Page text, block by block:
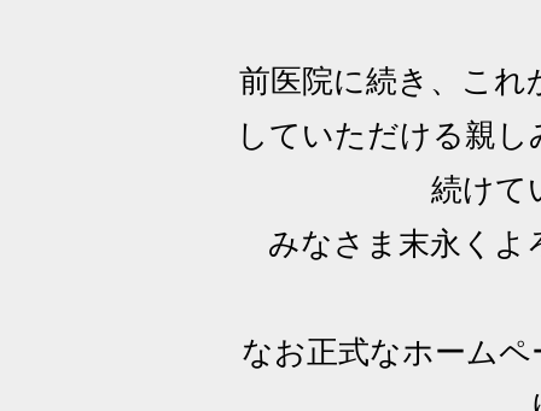
前医院に続き、これ
していただける親
続けて
みなさま末永くよ
なお正式なホームペ